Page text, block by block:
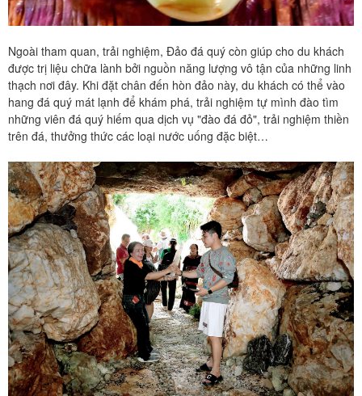
Ngoài tham quan, trải nghiệm, Đảo đá quý còn giúp cho du khách
được trị liệu chữa lành bởi nguồn năng lượng vô tận của những linh
thạch nơi đây. Khi đặt chân đến hòn đảo này, du khách có thể vào
hang đá quý mát lạnh để khám phá, trải nghiệm tự mình đào tìm
những viên đá quý hiếm qua dịch vụ "đào đá đỏ", trải nghiệm thiền
trên đá, thưởng thức các loại nước uống đặc biệt…